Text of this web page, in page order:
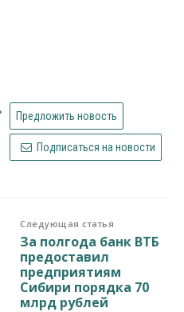
Предложить новость
Подписаться на новости
Следующая статья
За полгода банк ВТБ
предоставил
предприятиям
Сибири порядка 70
млрд рублей